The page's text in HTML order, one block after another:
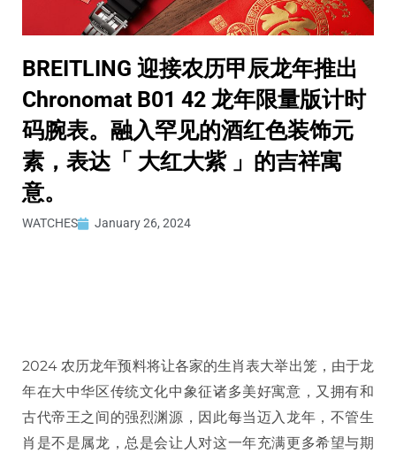
BREITLING 迎接农历甲辰龙年推出
Chronomat B01 42 龙年限量版计时
码腕表。融入罕见的酒红色装饰元
素，表达「 大红大紫 」的吉祥寓
意。
WATCHES January 26, 2024
2024 农历龙年预料将让各家的生肖表大举出笼，由于龙
年在大中华区传统文化中象征诸多美好寓意，又拥有和
古代帝王之间的强烈渊源，因此每当迈入龙年，不管生
肖是不是属龙，总是会让人对这一年充满更多希望与期